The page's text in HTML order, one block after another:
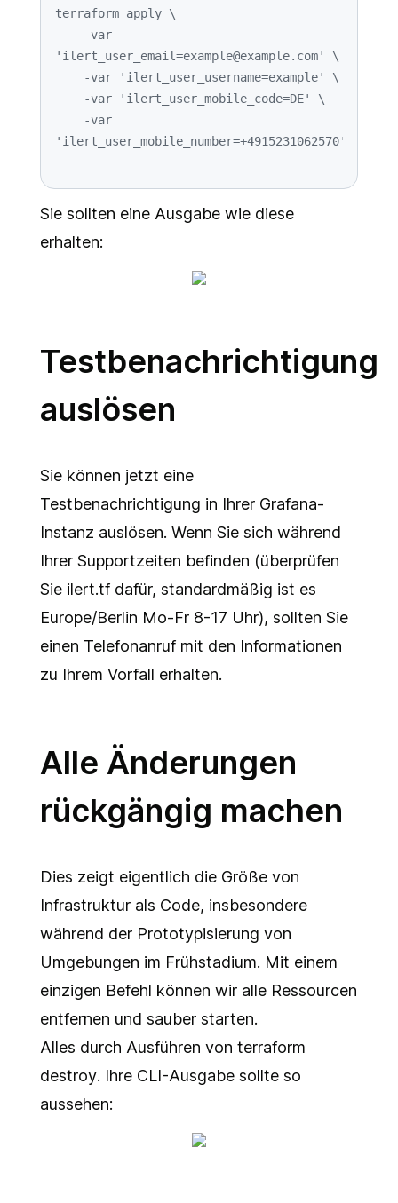
terraform apply \
'ilert_user_email=example@example.com' \
Sie sollten eine Ausgabe wie diese
erhalten:
Testbenachrichtigung
auslösen
Sie können jetzt eine
Testbenachrichtigung in Ihrer Grafana-
Instanz auslösen. Wenn Sie sich während
Ihrer Supportzeiten befinden (überprüfen
Sie ilert.tf dafür, standardmäßig ist es
Europe/Berlin Mo-Fr 8-17 Uhr), sollten Sie
einen Telefonanruf mit den Informationen
zu Ihrem Vorfall erhalten.
Alle Änderungen
rückgängig machen
Dies zeigt eigentlich die Größe von
Infrastruktur als Code, insbesondere
während der Prototypisierung von
Umgebungen im Frühstadium. Mit einem
einzigen Befehl können wir alle Ressourcen
entfernen und sauber starten.
Alles durch Ausführen vonterraform
destroy. Ihre CLI-Ausgabe sollte so
aussehen: